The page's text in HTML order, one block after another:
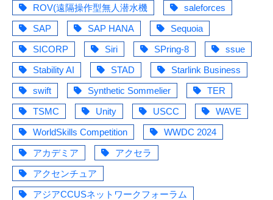
ROV(遠隔操作型無人潜水機
saleforces
SAP
SAP HANA
Sequoia
SICORP
Siri SPring-8
ssue
Stability AI
STAD
Starlink Business
swift
Synthetic Sommelier
TER
TSMC
Unity USCC
WAVE
WorldSkills Competition
WWDC 2024
アカデミア
アクセラ
アクセンチュア
アジアCCUSネットワークフォーラム